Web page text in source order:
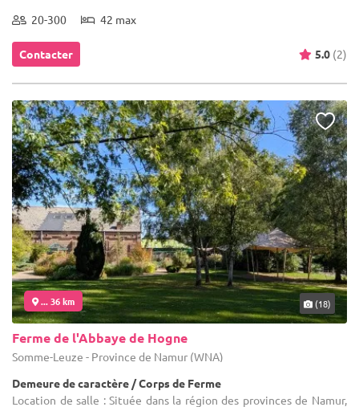
20-300 42 max
Contacter 5.0 (2)
... 36 km (18)
Ferme de l'Abbaye de Hogne
Somme-Leuze - Province de Namur (WNA)
Demeure de caractère / Corps de Ferme
Location de salle : Située dans la région des provinces de Namur,